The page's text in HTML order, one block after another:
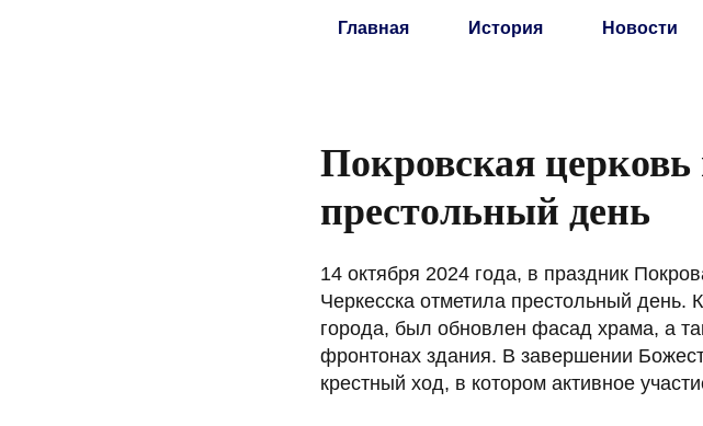
Главная История Новости
Покровская
престольный день
14 октября 2024 года, в праздник
Черкесска отметила престольный день.
города, был обновлен фасад храма, а
фронтонах здания. В завершении
крестный ход, в котором активное